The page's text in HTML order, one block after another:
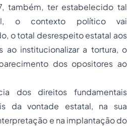
também, ter estabelecido tal
o contexto político vai
o total desrespeito estatal aos
ao institucionalizar a tortura, o
dos opositores ao
dos direitos fundamentais
da vontade estatal, na sua
e na implantação do